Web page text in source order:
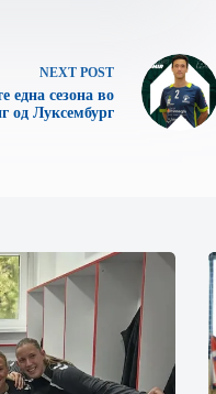
NEXT POST
една сезона во
од Луксембург